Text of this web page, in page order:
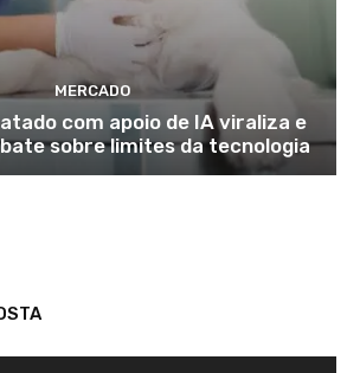
MERCADO
com apoio de IA viraliza e
sobre limites da tecnologia